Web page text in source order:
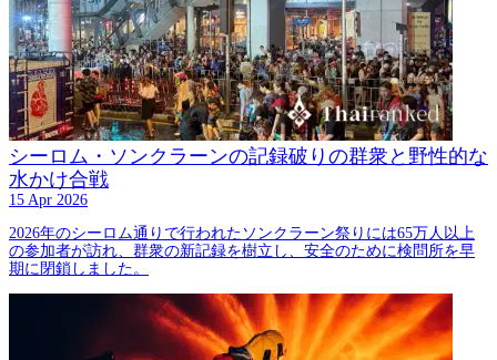
シーロム・ソンクラーンの記録破りの群衆と野性的な
水かけ合戦
15 Apr 2026
2026年のシーロム通りで行われたソンクラーン祭りには65万人以上
の参加者が訪れ、群衆の新記録を樹立し、安全のために検問所を早
期に閉鎖しました。